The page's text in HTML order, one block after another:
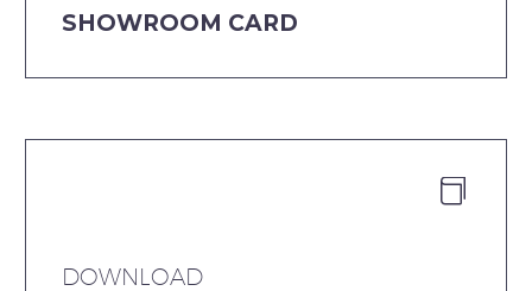
SHOWROOM CARD


DOWNLOAD